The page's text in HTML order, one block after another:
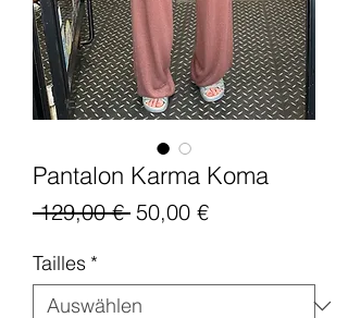
Pantalon Karma Koma
129,00 € Standardpreis
50,00 €Sale-
Tailles *